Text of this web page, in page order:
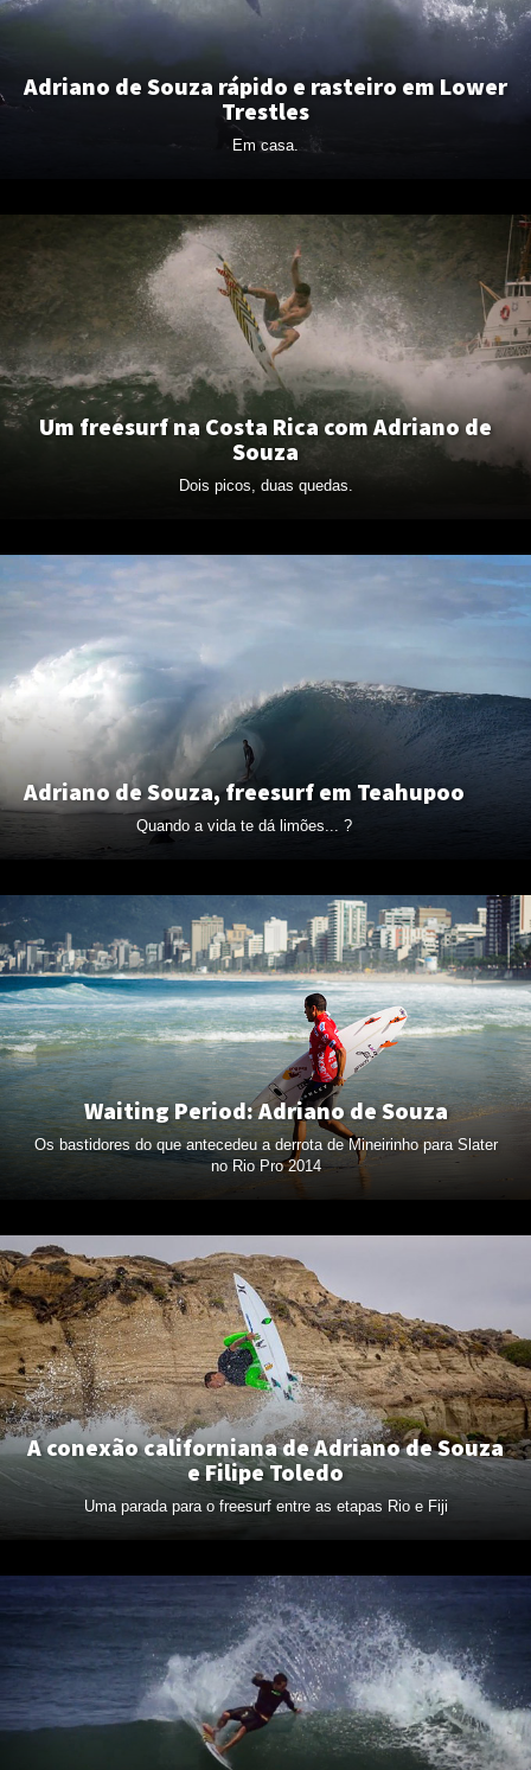
Adriano de Souza rápido e rasteiro em Lower
Trestles
Em casa.
Um freesurf na Costa Rica com Adriano de
Souza
Dois picos, duas quedas.
Adriano de Souza, freesurf em Teahupoo
Quando a vida te dá limões... ?
Waiting Period: Adriano de Souza
Os bastidores do que antecedeu a derrota de Mineirinho para Slater
no Rio Pro 2014
A conexão californiana de Adriano de Souza
e Filipe Toledo
Uma parada para o freesurf entre as etapas Rio e Fiji